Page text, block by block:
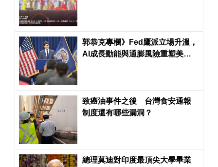
郭恭克專欄》Fed鷹派立場升溫，
AI成長動能與通膨風險重塑美、
致癌油事件之後 台灣食安通報
制度還有哪些漏洞？
總理莫迪對印度最頂尖大學畢業